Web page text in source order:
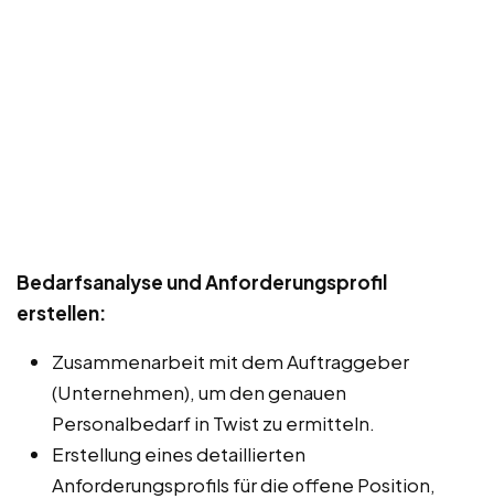
Bedarfsanalyse und Anforderungsprofil
erstellen:
Zusammenarbeit mit dem Auftraggeber
(Unternehmen), um den genauen
Personalbedarf in Twist zu ermitteln.
Erstellung eines detaillierten
Anforderungsprofils für die offene Position,